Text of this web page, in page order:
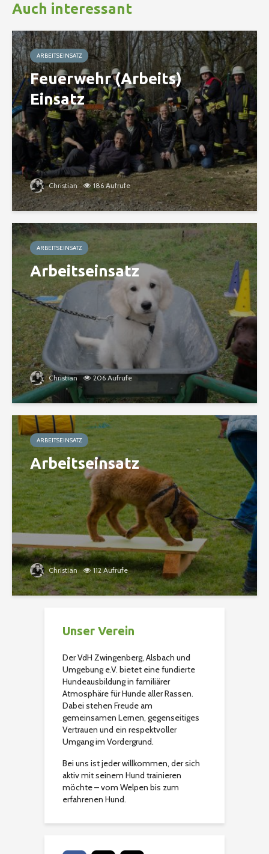
Auch interessant
ARBEITSEINSATZ
Feuerwehr (Arbeits)
Einsatz
Christian 186 Aufrufe
ARBEITSEINSATZ
Arbeitseinsatz
Christian 206 Aufrufe
ARBEITSEINSATZ
Arbeitseinsatz
Christian 112 Aufrufe
Unser Verein
Der VdH Zwingenberg, Alsbach und
Umgebung e.V. bietet eine fundierte
Hundeausbildung in familiärer
Atmosphäre für Hunde aller Rassen.
Dabei stehen Freude am
gemeinsamen Lernen, gegenseitiges
Vertrauen und ein respektvoller
Umgang im Vordergrund.
Bei uns ist jeder willkommen, der sich
aktiv mit seinem Hund trainieren
möchte – vom Welpen bis zum
erfahrenen Hund.